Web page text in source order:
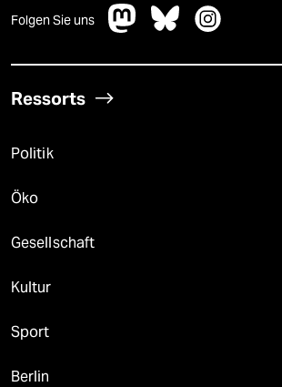
Folgen Sie uns
Ressorts
Politik
Öko
Gesellschaft
Kultur
Sport
Berlin